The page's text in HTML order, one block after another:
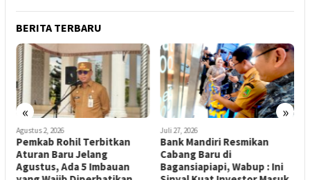
BERITA TERBARU
« »
Agustus 2, 2026
Pemkab Rohil Terbitkan
Aturan Baru Jelang
Agustus, Ada 5 Imbauan
Juli 27, 2026
Bank Mandiri Resmikan
Cabang Baru di
Bagansiapiapi, Wabup : Ini